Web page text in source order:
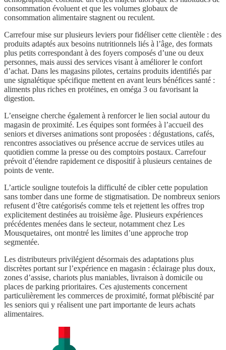
consommation évoluent et que les volumes globaux de
consommation alimentaire stagnent ou reculent.
Carrefour mise sur plusieurs leviers pour fidéliser cette clientèle : des
produits adaptés aux besoins nutritionnels liés à l’âge, des formats
plus petits correspondant à des foyers composés d’une ou deux
personnes, mais aussi des services visant à améliorer le confort
d’achat. Dans les magasins pilotes, certains produits identifiés par
une signalétique spécifique mettent en avant leurs bénéfices santé :
aliments plus riches en protéines, en oméga 3 ou favorisant la
digestion.
L’enseigne cherche également à renforcer le lien social autour du
magasin de proximité. Les équipes sont formées à l’accueil des
seniors et diverses animations sont proposées : dégustations, cafés,
rencontres associatives ou présence accrue de services utiles au
quotidien comme la presse ou des comptoirs postaux. Carrefour
prévoit d’étendre rapidement ce dispositif à plusieurs centaines de
points de vente.
L’article souligne toutefois la difficulté de cibler cette population
sans tomber dans une forme de stigmatisation. De nombreux seniors
refusent d’être catégorisés comme tels et rejettent les offres trop
explicitement destinées au troisième âge. Plusieurs expériences
précédentes menées dans le secteur, notamment chez Les
Mousquetaires, ont montré les limites d’une approche trop
segmentée.
Les distributeurs privilégient désormais des adaptations plus
discrètes portant sur l’expérience en magasin : éclairage plus doux,
zones d’assise, chariots plus maniables, livraison à domicile ou
places de parking prioritaires. Ces ajustements concernent
particulièrement les commerces de proximité, format plébiscité par
les seniors qui y réalisent une part importante de leurs achats
alimentaires.